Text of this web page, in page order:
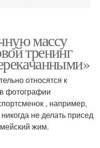
массу
тренинг
относятся к
фотографии
, например,
не делать присед
жим.